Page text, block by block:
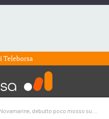
Teleborsa
Novamarine, debutto poco mosso su Euronext Growth Milan